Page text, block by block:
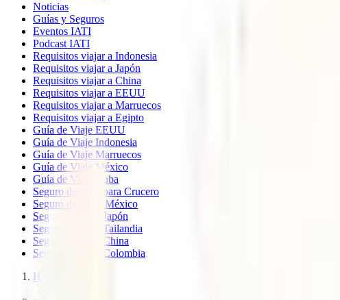
Noticias
Guías y Seguros
Eventos IATI
Podcast IATI
Requisitos viajar a Indonesia
Requisitos viajar a Japón
Requisitos viajar a China
Requisitos viajar a EEUU
Requisitos viajar a Marruecos
Requisitos viajar a Egipto
Guía de Viaje EEUU
Guía de Viaje Indonesia
Guía de Viaje Marruecos
Guía de Viaje México
Guía de Viaje Cuba
Seguro de viaje para Crucero
Seguro de Viaje México
Seguro de viaje Japón
Seguro de viaje Tailandia
Seguro de viaje China
Seguro de viaje Colombia
Home